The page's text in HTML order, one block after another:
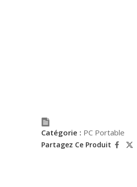
Catégorie : PC Portable
Partagez Ce Produit